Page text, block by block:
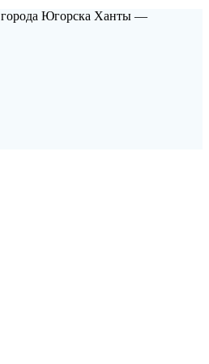
города Югорска Ханты —